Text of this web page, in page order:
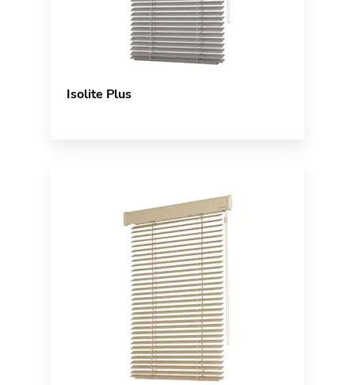
Isolite Plus